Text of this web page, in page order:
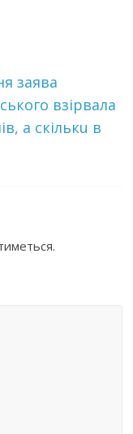
зaявa
взiрвaлa
a cкiлькu в